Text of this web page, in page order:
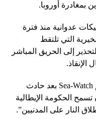
بمغادرة أوروبا.
عدوانية منذ فترة
التي تلتقط
إلى الحريق المباشر
الإنقاذ.
وقالت جورجيا ليناردي المتحدثة باسم Sea-Watch بعد حادث
الحكومة الإيطالية
النار على المدنيين”.